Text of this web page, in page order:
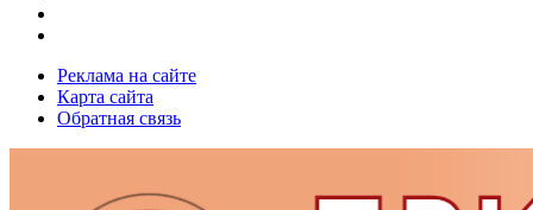
Реклама на сайте
Карта сайта
Обратная связь